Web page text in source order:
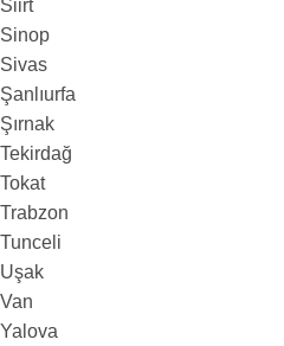
Siirt
Sinop
Sivas
Şanlıurfa
Şırnak
Tekirdağ
Tokat
Trabzon
Tunceli
Uşak
Van
Yalova